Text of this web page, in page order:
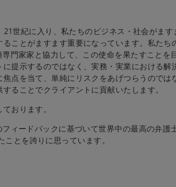
世紀に入り、私たちのビジネス・社会がます
ことがますます重要になっています。私たち
門家家と協力して、この使命を果たすことを
提示するのではなく、実務・実業における解
点を当て、単純にリスクをあげつらうのでは
ることでクライアントに貢献いたします。
おります。
ィードバックに基づいて世界中の最高の弁護
とを誇りに思っています。